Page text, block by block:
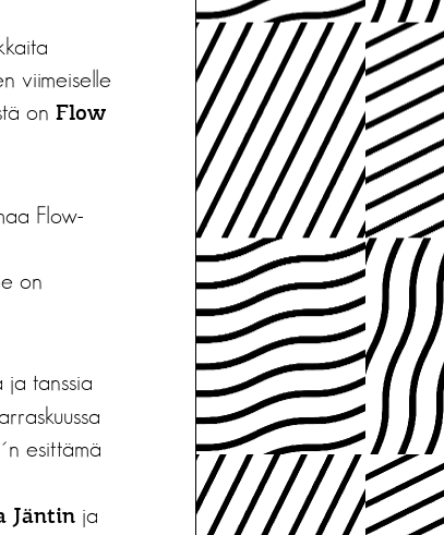
viimeiselle
on Flow
Flow-
on
ja tanssia
´n esittämä
Jäntin ja